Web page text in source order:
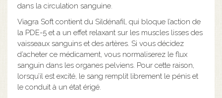
dans la circulation sanguine.
Viagra Soft contient du Sildénafil, qui bloque l’action de
la PDE-5 et a un effet relaxant sur les muscles lisses des
vaisseaux sanguins et des artères. Si vous décidez
d’acheter ce médicament, vous normaliserez le flux
sanguin dans les organes pelviens. Pour cette raison,
lorsqu’il est excité, le sang remplit librement le pénis et
le conduit à un état érigé.